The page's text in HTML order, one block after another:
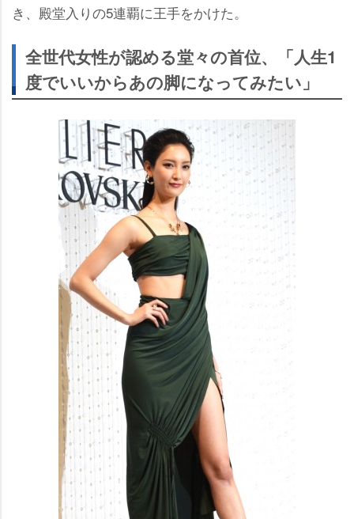
き、殿堂入りの5連覇に王手をかけた。
全世代女性が認める堂々の首位、「人生1
度でいいからあの脚になってみたい」